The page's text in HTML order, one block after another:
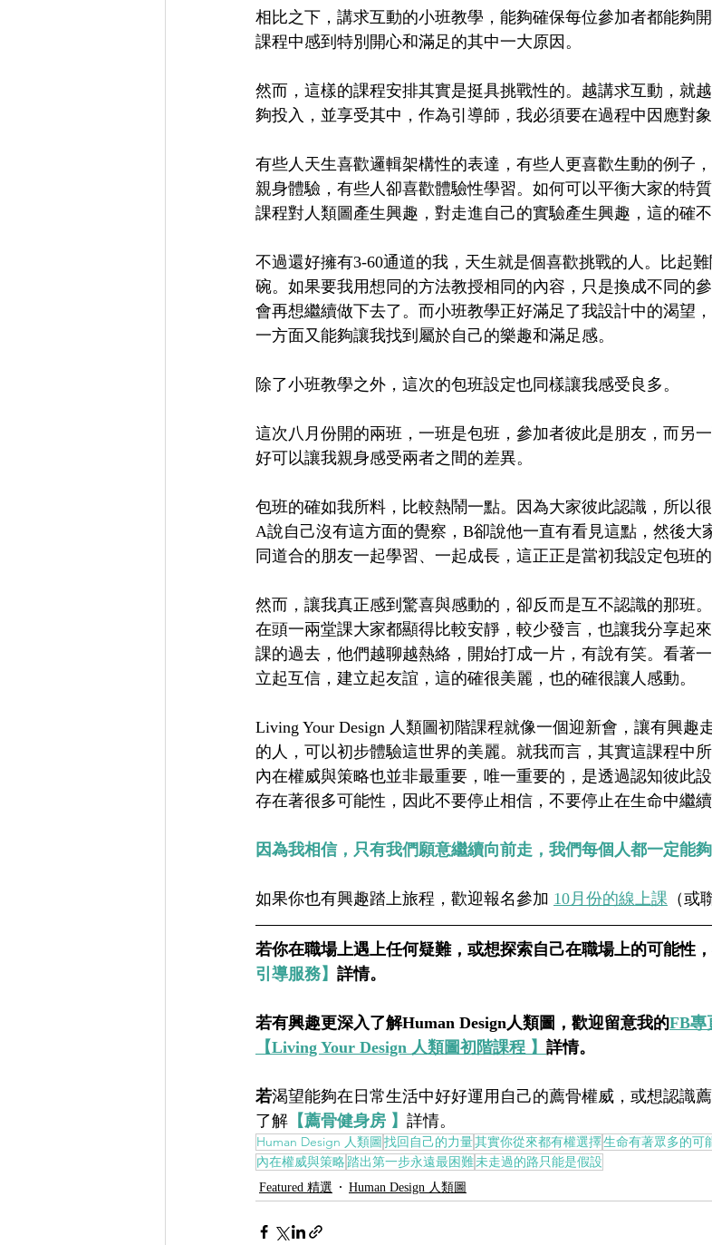
相比之下，講求互動的小班教學，能夠確保每位參加者都能夠
課程中感到特別開心和滿足的其中一大原因。
然而，這樣的課程安排其實是挺具挑戰性的。越講求互動，就
夠投入，並享受其中，作為引導師，我必須要在過程中因應對
有些人天生喜歡邏輯架構性的表達，有些人更喜歡生動的例子
親身體驗，有些人卻喜歡體驗性學習。如何可以平衡大家的特
課程對人類圖產生興趣，對走進自己的實驗產生興趣，這的確不
不過還好擁有3-60通道的我，天生就是個喜歡挑戰的人。比起
碗。如果要我用想同的方法教授相同的內容，只是換成不同的
會再想繼續做下去了。而小班教學正好滿足了我設計中的渴望
一方面又能夠讓我找到屬於自己的樂趣和滿足感。
除了小班教學之外，這次的包班設定也同樣讓我感受良多。
這次八月份開的兩班，一班是包班，參加者彼此是朋友，而另
好可以讓我親身感受兩者之間的差異。
包班的確如我所料，比較熱鬧一點。因為大家彼此認識，所以
A說自己沒有這方面的覺察，B卻說他一直有看見這點，然後大
同道合的朋友一起學習、一起成長，這正正是當初我設定包班的
然而，讓我真正感到驚喜與感動的，卻反而是互不認識的那班
在頭一兩堂課大家都顯得比較安靜，較少發言，也讓我分享起
課的過去，他們越聊越熱絡，開始打成一片，有說有笑。看著
立起互信，建立起友誼，這的確很美麗，也的確很讓人感動。
Living Your Design 人類圖初階課程就像一個迎新會，讓有興趣
的人，可以初步體驗這世界的美麗。就我而言，其實這課程中
內在權威與策略也並非最重要，唯一重要的，是透過認知彼此
存在著很多可能性，因此不要停止相信，不要停止在生命中繼續
因為我相信，只有我們願意繼續向前走，我們每個人都一定能
如果你也有興趣踏上旅程，歡迎報名參加 10月份的線上課 （或
若你在職場上遇上任何疑難，或想探索自己在職場上的可能性
引導服務】 詳情。
若有興趣更深入了解Human Design人類圖，歡迎留意我的FB專
【Living Your Design 人類圖初階課程 】 詳情。
若渴望能夠在日常生活中好好運用自己的薦骨權威，或想認識
了解 【薦骨健身房 】 詳情。
Human Design 人類圖找回自己的力量其實你從來都有權選擇生命有著眾多的可
內在權威與策略 踏出第一步永遠最困難未走過的路只能是假設
Featured 精選 Human Design 人類圖